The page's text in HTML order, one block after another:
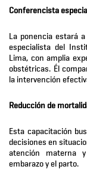
Conferencista
La ponencia estará
especialista del
Lima, con amplia
obstétricas. Él
la intervención
Reducción de
Esta capacitación
decisiones en
atención materna
embarazo y el parto.